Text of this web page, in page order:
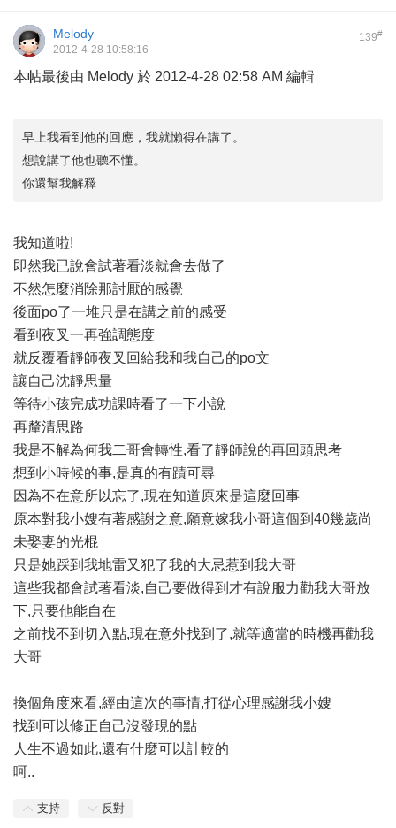
139#
Melody
2012-4-28 10:58:16
本帖最後由 Melody 於 2012-4-28 02:58 AM 編輯
早上我看到他的回應，我就懶得在講了。
想說講了他也聽不懂。
你還幫我解釋
我知道啦!
即然我已說會試著看淡就會去做了
不然怎麼消除那討厭的感覺
後面po了一堆只是在講之前的感受
看到夜叉一再強調態度
就反覆看靜師夜叉回給我和我自己的po文
讓自己沈靜思量
等待小孩完成功課時看了一下小說
再釐清思路
我是不解為何我二哥會轉性,看了靜師說的再回頭思考
想到小時候的事,是真的有蹟可尋
因為不在意所以忘了,現在知道原來是這麼回事
原本對我小嫂有著感謝之意,願意嫁我小哥這個到40幾歲尚
未娶妻的光棍
只是她踩到我地雷又犯了我的大忌惹到我大哥
這些我都會試著看淡,自己要做得到才有說服力勸我大哥放
下,只要他能自在
之前找不到切入點,現在意外找到了,就等適當的時機再勸我
大哥
換個角度來看,經由這次的事情,打從心理感謝我小嫂
找到可以修正自己沒發現的點
人生不過如此,還有什麼可以計較的
呵..
支持 反對